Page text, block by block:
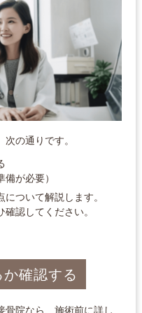
の通りです。
が必要）
ついて解説します。
認してください。
確認する
骨院なら、施術前に詳し